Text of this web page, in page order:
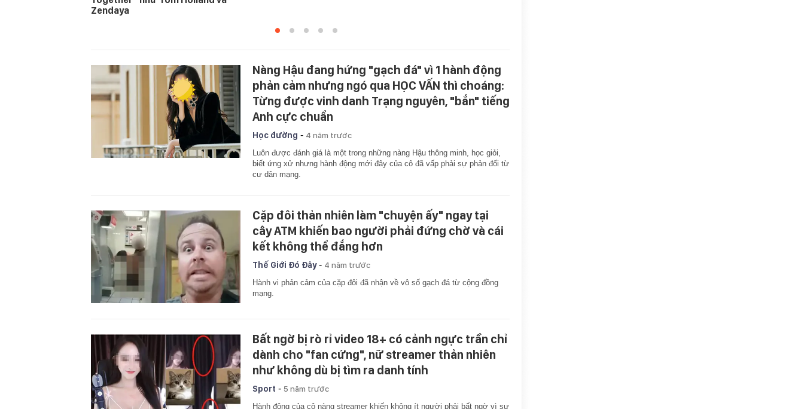
Zendaya
Nàng Hậu đang hứng "gạch đá" vì 1 hành động
phản cảm nhưng ngó qua HỌC VẤN thì choáng:
Từng được vinh danh Trạng nguyên, "bắn" tiếng
Anh cực chuẩn
Học đường - 4 năm trước
Luôn được đánh giá là một trong những nàng Hậu thông minh, học giỏi,
biết ứng xử nhưng hành động mới đây của cô đã vấp phải sự phản đối từ
cư dân mạng.
Cặp đôi thản nhiên làm "chuyện ấy" ngay tại
cây ATM khiến bao người phải đứng chờ và cái
kết không thể đắng hơn
Thế Giới Đó Đây- 4 năm trước
Hành vi phản cảm của cặp đôi đã nhận về vô số gạch đá từ cộng đồng
mạng.
Bất ngờ bị rò rỉ video 18+ có cảnh ngực trần chỉ
dành cho "fan cứng", nữ streamer thản nhiên
như không dù bị tìm ra danh tính
Sport - 5 năm trước
Hành động của cô nàng streamer khiến không ít người phải bất ngờ vì sự